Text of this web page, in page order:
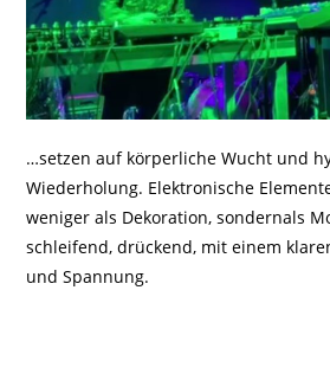
…setzen auf körperliche Wucht und
Wiederholung. Elektronische
weniger als Dekoration, sondernals
schleifend, drückend, mit einem
und Spannung.